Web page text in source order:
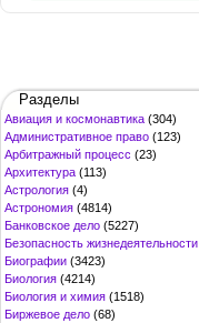
Разделы
Авиация и космонавтика (304)
Административное право (123)
Арбитражный процесс (23)
Архитектура (113)
Астрология (4)
Астрономия (4814)
Банковское дело (5227)
Безопасность жизнедеятельности
Биографии (3423)
Биология (4214)
Биология и химия (1518)
Биржевое дело (68)